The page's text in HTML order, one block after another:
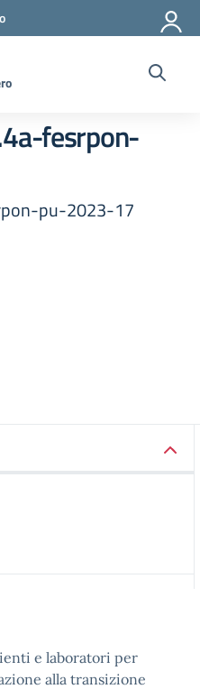
fesrpon-
pu-2023-17
e laboratori per
alla transizione